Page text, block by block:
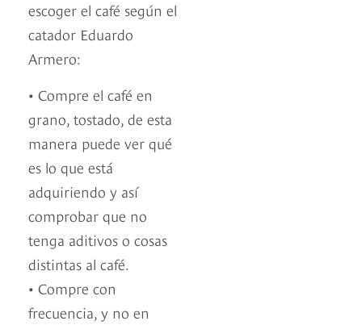
escoger el café según el
catador Eduardo
Armero:
• Compre el café en
grano, tostado, de esta
manera puede ver qué
es lo que está
adquiriendo y así
comprobar que no
tenga aditivos o cosas
distintas al café.
• Compre con
frecuencia, y no en